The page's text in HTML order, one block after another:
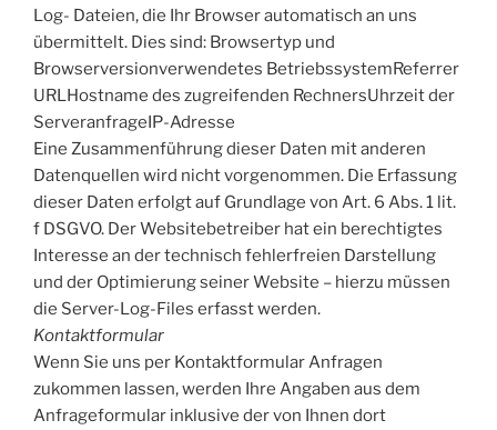
Log- Dateien, die Ihr Browser automatisch an uns
übermittelt. Dies sind: Browsertyp und
Browserversionverwendetes BetriebssystemReferrer
URLHostname des zugreifenden RechnersUhrzeit der
ServeranfrageIP-Adresse
Eine Zusammenführung dieser Daten mit anderen
Datenquellen wird nicht vorgenommen. Die Erfassung
dieser Daten erfolgt auf Grundlage von Art. 6 Abs. 1 lit.
f DSGVO. Der Websitebetreiber hat ein berechtigtes
Interesse an der technisch fehlerfreien Darstellung
und der Optimierung seiner Website – hierzu müssen
die Server-Log-Files erfasst werden.
Kontaktformular
Wenn Sie uns per Kontaktformular Anfragen
zukommen lassen, werden Ihre Angaben aus dem
Anfrageformular inklusive der von Ihnen dort